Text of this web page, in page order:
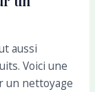
aussi
Voici une
un nettoyage